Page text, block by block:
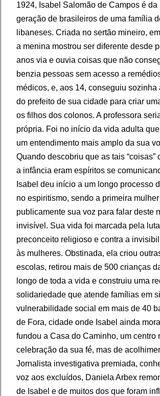
1924, Isabel Salomão de Campos é da
geração de brasileiros de uma família
libaneses. Criada no sertão mineiro,
a menina mostrou ser diferente desde
anos via e ouvia coisas que não
benzia pessoas sem acesso a
médicos, e, aos 14, conseguiu sozinha
do prefeito de sua cidade para criar
os filhos dos colonos. A professora
própria. Foi no início da vida adulta
um entendimento mais amplo da sua
Quando descobriu que as tais “coisas”
a infância eram espíritos se
Isabel deu início a um longo processo
no espiritismo, sendo a primeira
publicamente sua voz para falar deste
invisível. Sua vida foi marcada pela
preconceito religioso e contra a
às mulheres. Obstinada, ela criou
escolas, retirou mais de 500 crianças
longo de toda a vida e construiu uma
solidariedade que atende famílias em
vulnerabilidade social em mais de 40
de Fora, cidade onde Isabel ainda
fundou a Casa do Caminho, um centro
celebração da sua fé́, mas de
Jornalista investigativa premiada,
voz aos excluídos, Daniela Arbex
de Isabel e de muitos dos que foram